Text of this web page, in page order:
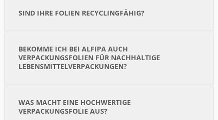
SIND IHRE FOLIEN RECYCLINGFÄHIG?
BEKOMME ICH BEI ALFIPA AUCH
VERPACKUNGSFOLIEN FÜR NACHHALTIGE
LEBENSMITTELVERPACKUNGEN?
WAS MACHT EINE HOCHWERTIGE
VERPACKUNGSFOLIE AUS?